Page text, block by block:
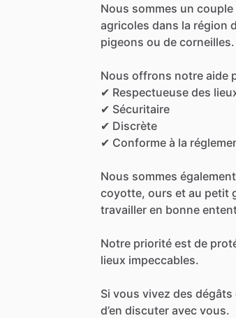
Nous sommes un couple
agricoles dans la région
pigeons ou de corneilles.
Nous offrons notre aide
✔ Respectueuse des
✔ Sécuritaire
✔ Discrète
✔ Conforme à la
Nous sommes également
coyotte, ours et au petit
travailler en bonne
Notre priorité est de
lieux impeccables.
Si vous vivez des dégâts
d’en discuter avec vous.